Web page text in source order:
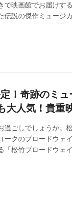
映画館でお届けす
説の傑作ミュージ
開し、 第3弾「タ
し上げます。ご好
ご来場をお待ちして
！奇跡のミ
大人気！貴重
過ごしでしょうか。
ークのブロードウェ
松竹ブロードウェ
ル3作品を「松竹ブ
初登場トップ5位で
評につき、アンコー